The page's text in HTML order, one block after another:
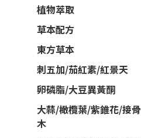
植物萃取
草本配方
東方草本
刺五加/茄紅素/紅景天
卵磷脂/大豆異黃酮
大蒜/橄欖葉/紫錐花/接骨
木